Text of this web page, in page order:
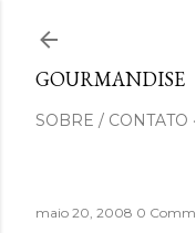
GOURMANDISE
SOBRE / CONTATO
maio 20, 2008 0